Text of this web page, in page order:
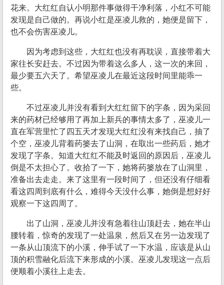
花来。大红红自认小明那件事做得干净利落，小红不可能
发现是自己做的。再说小红是巫凌儿救的，她便是留下，
也不会伤害巫凌儿。
因为考虑到这些，大红红也没有再耽误，直接带着大
家往长安赶去。不过因为带着这么多人，这一次的来回，
最少要五六天了。希望巫凌儿在最近这段时间里能乖一
些。
不过巫凌儿并没有看到大红红留下的字条，因为采回
来的药材已经够用了再加上新兵的事情太多了，巫凌儿一
直在军营里忙了四五天才发现大红红没有来找自己，抽了
个空，巫凌儿背着药篓去了山洞，在取出一些药后，她才
发现了字条。知道大红红不能及时返回的原因后，巫凌儿
倒是不太担心了。收拾了一下，她将药篓放在了山洞里，
准备出去走走。来了这里有一段时间了，但还没有仔细看
看这四周到底有什么，难得今天没什么事，她倒是想好好
观察一下这四周了。
出了山洞，巫凌儿并没有急着往山顶赶去，她在半山
腰转着，惊奇的发现了一处温泉，然后又在另一边发现了
一条从山顶流下的小溪，伸手试了一下水温，应该是从山
顶的积雪融化后流下来形成的小溪。巫凌儿发现这一点后
便顺着小溪往上走去。